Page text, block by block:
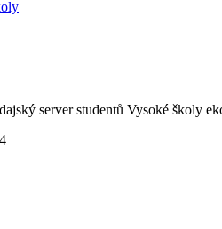
server studentů Vysoké školy